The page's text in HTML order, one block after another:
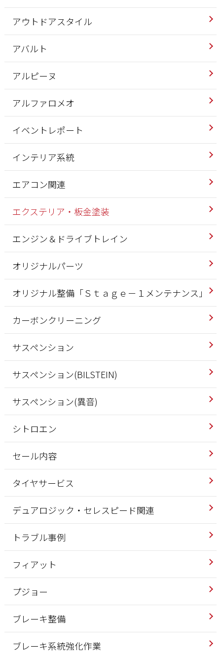
アウトドアスタイル
アバルト
アルピーヌ
アルファロメオ
イベントレポート
インテリア系統
エアコン関連
エクステリア・板金塗装
エンジン＆ドライブトレイン
オリジナルパーツ
オリジナル整備「Ｓｔａｇｅ－１メンテナンス」
カーボンクリーニング
サスペンション
サスペンション(BILSTEIN)
サスペンション(異音)
シトロエン
セール内容
タイヤサービス
デュアロジック・セレスピード関連
トラブル事例
フィアット
プジョー
ブレーキ整備
ブレーキ系統強化作業